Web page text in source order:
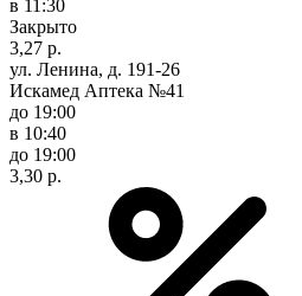
в 11:30
Закрыто
3,27 р.
ул. Ленина, д. 191-26
Искамед Аптека №41
до 19:00
в 10:40
до 19:00
3,30 р.